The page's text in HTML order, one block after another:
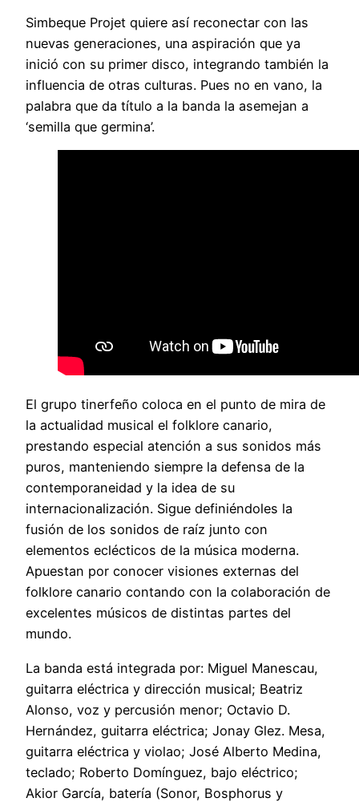
Simbeque Projet quiere así reconectar con las
nuevas generaciones, una aspiración que ya
inició con su primer disco, integrando también la
influencia de otras culturas. Pues no en vano, la
palabra que da título a la banda la asemejan a
‘semilla que germina’.
El grupo tinerfeño coloca en el punto de mira de
la actualidad musical el folklore canario,
prestando especial atención a sus sonidos más
puros, manteniendo siempre la defensa de la
contemporaneidad y la idea de su
internacionalización. Sigue definiéndoles la
fusión de los sonidos de raíz junto con
elementos eclécticos de la música moderna.
Apuestan por conocer visiones externas del
folklore canario contando con la colaboración de
excelentes músicos de distintas partes del
mundo.
La banda está integrada por: Miguel Manescau,
guitarra eléctrica y dirección musical; Beatriz
Alonso, voz y percusión menor; Octavio D.
Hernández, guitarra eléctrica; Jonay Glez. Mesa,
guitarra eléctrica y violao; José Alberto Medina,
teclado; Roberto Domínguez, bajo eléctrico;
Akior García, batería (Sonor, Bosphorus y